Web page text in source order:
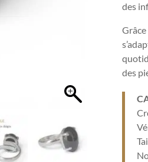
des
des